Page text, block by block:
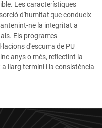
Les característiques
d'humitat que condueix
ne la integritat a
Els programes
d'escuma de PU
anys o més, reflectint la
llarg termini i la consistència